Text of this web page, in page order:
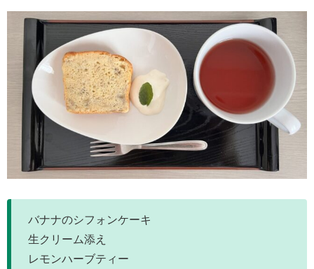
バナナのシフォンケーキ
生クリーム添え
レモンハーブティー